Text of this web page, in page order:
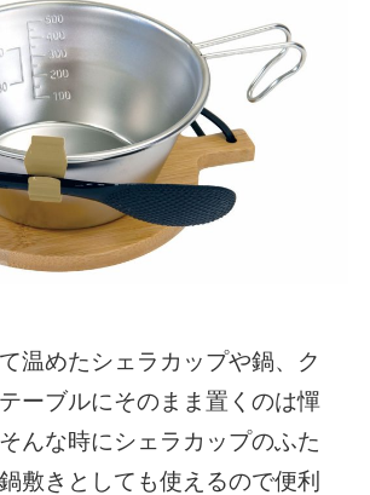
温めたシェラカップや鍋、ク
ーブルにそのまま置くのは憚
んな時にシェラカップのふた
敷きとしても使えるので便利